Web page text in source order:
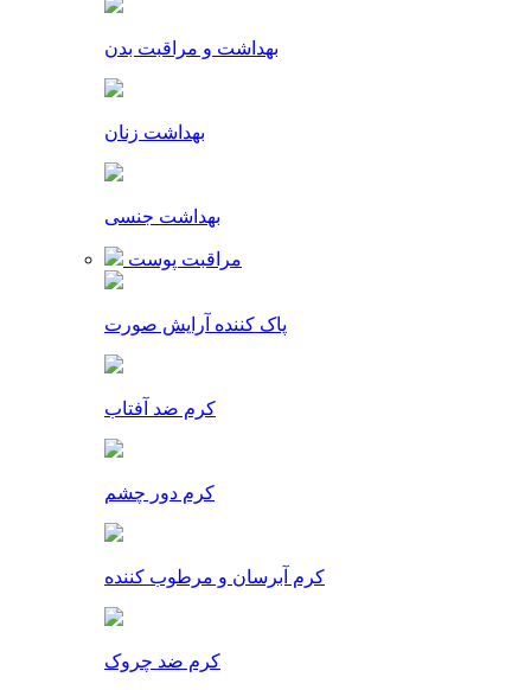
بهداشت و مراقبت بدن
بهداشت زنان
بهداشت جنسی
مراقبت پوست
پاک کننده آرایش صورت
کرم ضد آفتاب
کرم دور چشم
کرم آبرسان و مرطوب کننده
کرم ضد چروک